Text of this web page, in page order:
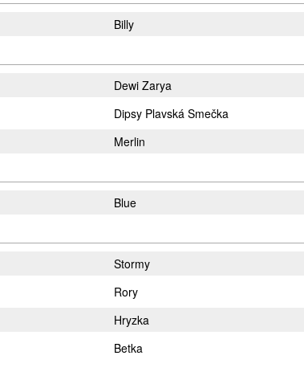
Billy
Dewi Zarya
Dipsy Plavská Smečka
Merlin
Blue
Stormy
Rory
Hryzka
Betka